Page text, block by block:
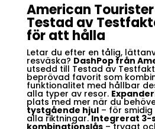
American
Testad av
för att hålla
Letar du efter en tålig,
resväska? DashPop från
utsedd till Testad av
beprövad favorit som
funktionalitet med hållbar
alla typer av resor.
plats med mer när du
tystgående hjul– för smidig
alla riktningar.Integrerat 3-